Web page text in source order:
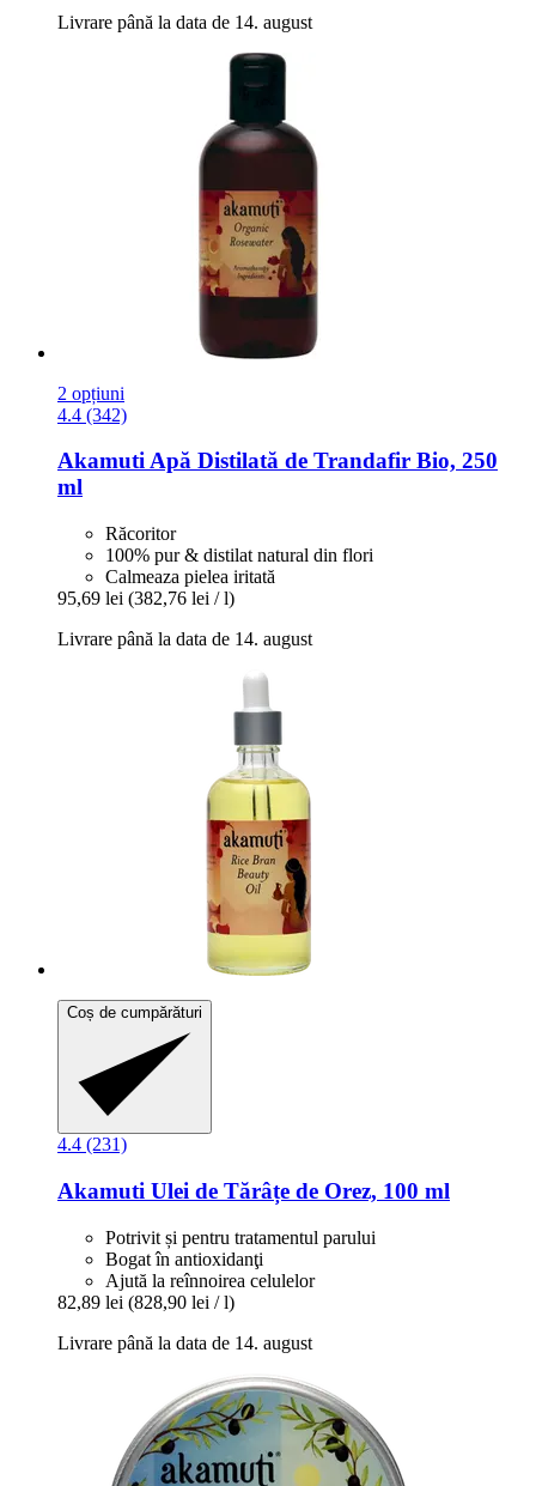
Livrare până la data de 14. august
2 opțiuni
4.4 (342)
AkamutiApă Distilată de Trandafir Bio, 250
ml
Răcoritor
100% pur & distilat natural din flori
Calmeaza pielea iritată
95,69 lei (382,76 lei / l)
Livrare până la data de 14. august
Coș de cumpărături
4.4 (231)
Akamuti Ulei de Tărâțe de Orez, 100 ml
Potrivit și pentru tratamentul parului
Bogat în antioxidanţi
Ajută la reînnoirea celulelor
82,89 lei (828,90 lei / l)
Livrare până la data de 14. august